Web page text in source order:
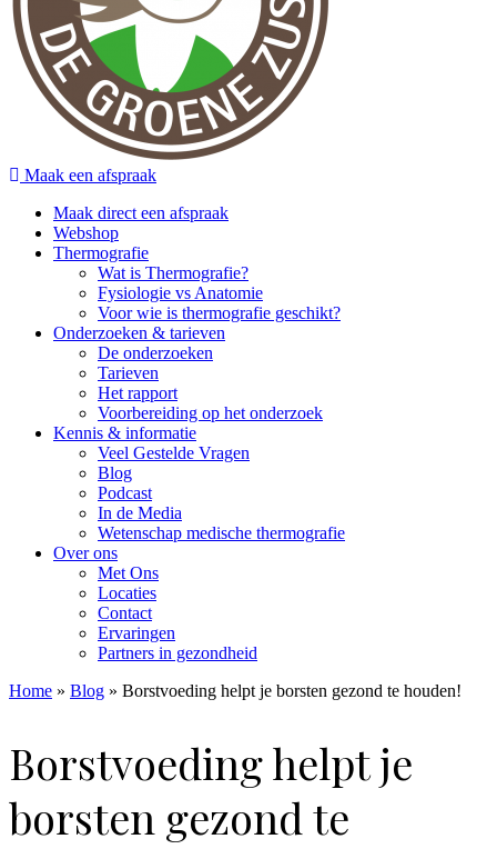
Maak een afspraak
Maak direct een afspraak
Webshop
Thermografie
Wat is Thermografie?
Fysiologie vs Anatomie
Voor wie is thermografie geschikt?
Onderzoeken & tarieven
De onderzoeken
Tarieven
Het rapport
Voorbereiding op het onderzoek
Kennis & informatie
Veel Gestelde Vragen
Blog
Podcast
In de Media
Wetenschap medische thermografie
Over ons
Met Ons
Locaties
Contact
Ervaringen
Partners in gezondheid
Home » Blog » Borstvoeding helpt je borsten gezond te houden!
Borstvoeding helpt je
borsten gezond te